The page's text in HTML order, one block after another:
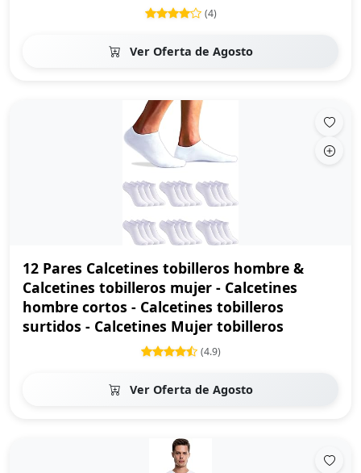
(4)
Ver Oferta de Agosto
12 Pares Calcetines tobilleros hombre &
Calcetines tobilleros mujer - Calcetines
hombre cortos - Calcetines tobilleros
surtidos - Calcetines Mujer tobilleros
(4.9)
Ver Oferta de Agosto